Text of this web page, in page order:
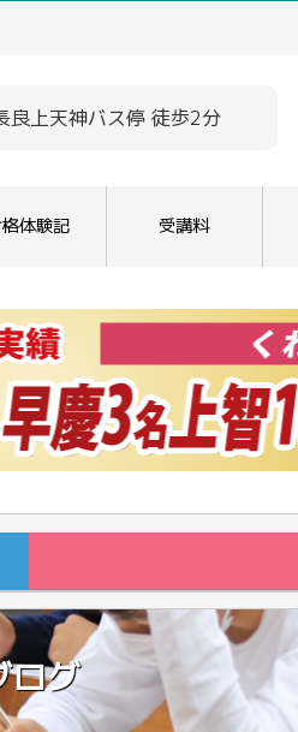
良上天神バス停 徒歩2分
体験記 受講料
ログ